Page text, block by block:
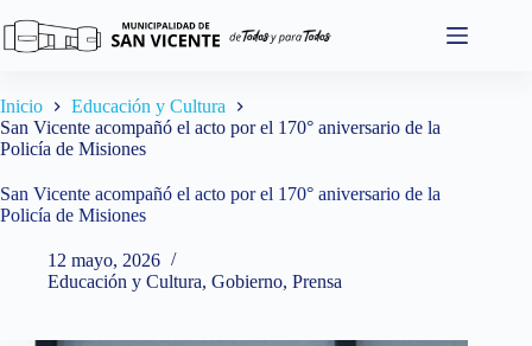
al
contenido
Inicio
Educación y Cultura
San Vicente acompañó el acto por el 170° aniversario de la
Policía de Misiones
San Vicente acompañó el acto por el 170° aniversario de la
Policía de Misiones
12 mayo, 2026
Educación y Cultura, Gobierno, Prensa